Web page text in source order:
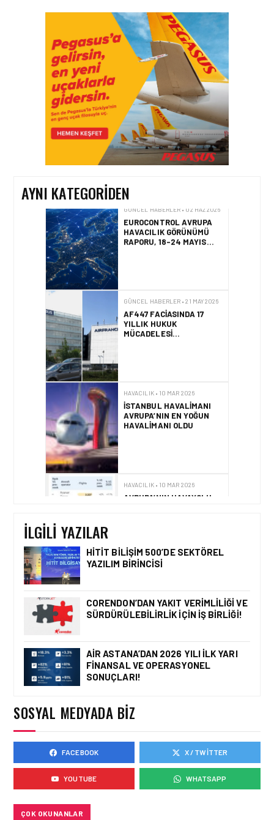
AYNI KATEGORIDEN
GÜNCEL HABERLER • 22 TEM 2026
OKYANUSU KÜREK
ÇEKEREK AŞACAK İLK
TÜRK TAKIMINA GURUR
DOLU DESTEK!
GÜNCEL HABERLER • 12 HAZ 2026
AVRUPA KOMISYONU AB
HAVA EMNIYETI LISTESINI
GÜNCELLEDI
GÜNCEL HABERLER • 02 HAZ 2026
EUROCONTROL AVRUPA
HAVACILIK GÖRÜNÜMÜ
RAPORU, 18-24 MAYIS
GÜNCEL HABERLER • 21 MAY 2026
AF447 FACIASINDA 17
YILLIK HUKUK
MÜCADELESI
HAVACILIK • 10 MAR 2026
İSTANBUL HAVALIMANI
AVRUPA’NIN EN YOĞUN
HAVALIMANI OLDU
HAVACILIK • 10 MAR 2026
AVRUPA’NIN HAVAYOLU
ÇEKEREK AŞACAK İLK
TÜRK TAKIMINA GURUR
DOLU DESTEK!
GÜNCEL HABERLER • 12 HAZ 2026
AVRUPA KOMISYONU AB
GÜNCEL HABERLER • 02 HAZ 2026
EUROCONTROL AVRUPA
HAVACILIK GÖRÜNÜMÜ
RAPORU, 18-24 MAYIS
İLGILI YAZILAR
HITIT BILIŞIM 500’DE SEKTÖREL
YAZILIM BIRINCISI
CORENDON’DAN YAKIT VERIMLILIĞI VE
SÜRDÜRÜLEBILIRLIK IÇIN İŞ BIRLIĞI!
AIR ASTANA’DAN 2026 YILI İLK YARI
FINANSAL VE OPERASYONEL
SONUÇLARI!
SOSYAL MEDYADA BIZ
FACEBOOK X / TWITTER
YOUTUBE WHATSAPP
ÇOK OKUNANLAR